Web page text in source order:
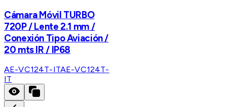
Cámara Móvil TURBO
720P / Lente 2.1 mm /
Conexión Tipo Aviación /
20 mts IR / IP68
AE-VC124T-ITAE-VC124T-
IT